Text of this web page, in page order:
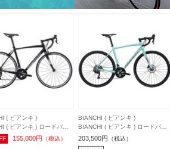
( ビアンキ )
( ビアンキ ) ロードバイ
NIRONE7 DISC ( ヴィアニ
ネセブン ディスク ) SORA 9s
円（税込）
BIANCHI ( ビアンキ )
BIANCHI ( ビアンキ ) ロード
ク SPRINT DISC ( スプリン
13%OFF 315,000円